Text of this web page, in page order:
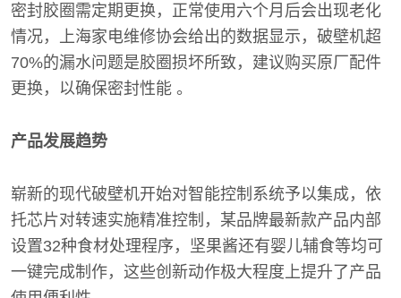
密封胶圈需定期更换，正常使用六个月后会出现老化
情况，上海家电维修协会给出的数据显示，破壁机超
70%的漏水问题是胶圈损坏所致，建议购买原厂配件
更换，以确保密封性能 。
产品发展趋势
崭新的现代破壁机开始对智能控制系统予以集成，依
托芯片对转速实施精准控制，某品牌最新款产品内部
设置32种食材处理程序，坚果酱还有婴儿辅食等均可
一键完成制作，这些创新动作极大程度上提升了产品